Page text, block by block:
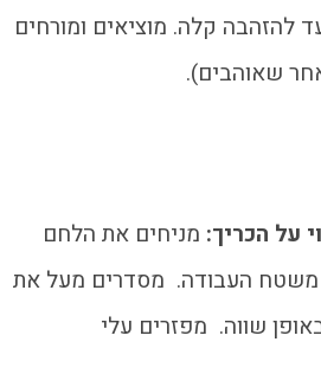
קלה. מוציאים ומורחים
שאוהבים).
על הכריך: מניחים את הלחם
משטח העבודה. מסדרים מעל את
שווה. מפזרים עלי